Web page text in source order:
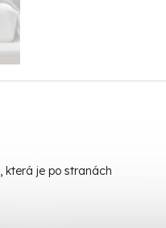
, která je po stranách